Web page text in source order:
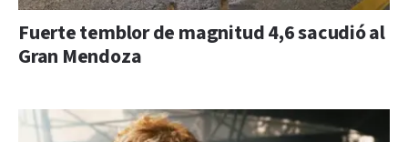
Fuerte temblor de magnitud 4,6 sacudió al
Gran Mendoza